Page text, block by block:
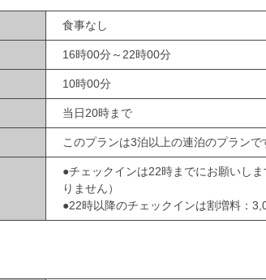
食事なし
16時00分～22時00分
10時00分
当日20時まで
このプランは3泊以上の連泊のプランで
●チェックインは22時までにお願いし
りません）
●22時以降のチェックインは割増料：